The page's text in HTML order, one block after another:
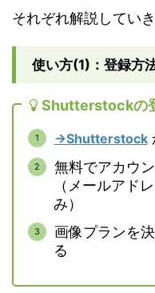
それぞれ解説していき
使い方(1)：登録方
Shutterstockの
→Shutterstock
無料でアカウ
（メールアド
み）
画像プランを
る